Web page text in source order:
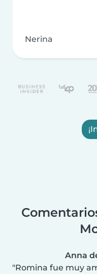
Nerina
Anna
Romina fue muy